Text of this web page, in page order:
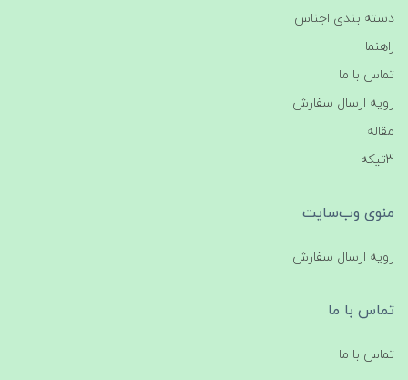
دسته بندی اجناس
راهنما
تماس با ما
رویه ارسال سفارش
مقاله
3تیکه
منوی وب‌سایت
رویه ارسال سفارش
تماس با ما
تماس با ما